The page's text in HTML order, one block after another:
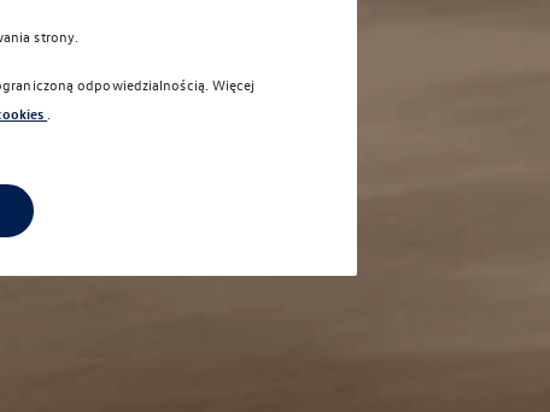
strony.
odpowiedzialnością. Więcej
.